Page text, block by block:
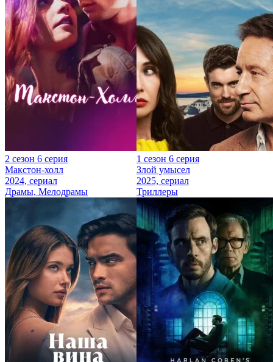
2 сезон 6 серия
Макстон-холл
2024, сериал
Драмы, Мелодрамы
1 сезон 6 серия
Злой умысел
2025, сериал
Триллеры